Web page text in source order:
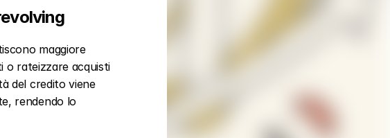
maggiore
o rateizzare acquisti
del credito viene
rendendo lo